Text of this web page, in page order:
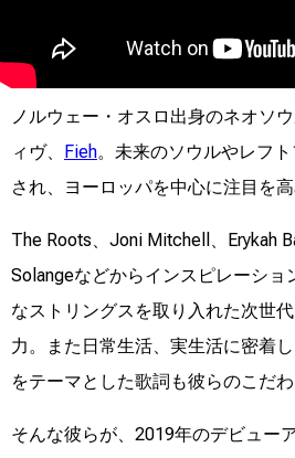
ノルウェー・オスロ出身のネオソ
ィヴ、 Fieh。未来のソウルやレフ
され、ヨーロッパを中心に注目を高
The Roots、Joni Mitchell、Erykah
Solangeなどからインスピレーショ
なストリングスを取り入れた次世
力。また日常生活、実生活に密着
をテーマとした歌詞も彼らのこだわ
そんな彼らが、2019年のデビュー